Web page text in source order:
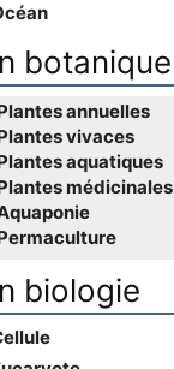
botanique
annuelles
vivaces
aquatiques
médicinales
biologie